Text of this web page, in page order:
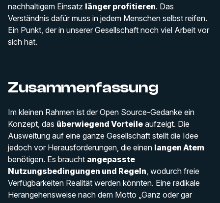
nachhaltigem Einsatz länger profitieren. Das
Verständnis dafür muss in jedem Menschen selbst reifen.
Ein Punkt, der in unserer Gesellschaft noch viel Arbeit vor
sich hat.
Zusammenfassung
Im kleinen Rahmen ist der Open Source-Gedanke ein
Konzept, das überwiegend Vorteile aufzeigt. Die
Ausweitung auf eine ganze Gesellschaft stellt die Idee
jedoch vor Herausforderungen, die einen langen Atem
benötigen. Es braucht angepasste
Nutzungsbedingungen und Regeln, wodurch freie
Verfügbarkeiten Realität werden könnten. Eine radikale
Herangehensweise nach dem Motto „Ganz oder gar